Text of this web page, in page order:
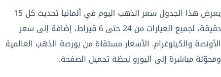
يعرض هذا الجدول سعر الذهب اليوم في ألمانيا تحديث كل 15
دقيقة، لجميع العيارات من 24 حتى 6 قيراط، إضافة إلى سعر
الأونصة والكيلوغرام. الأسعار مستقاة من بورصة الذهب العالمية
ومحوّلة مباشرة إلى اليورو لحظة تحميل الصفحة.